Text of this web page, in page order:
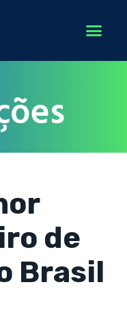
de
Brasil